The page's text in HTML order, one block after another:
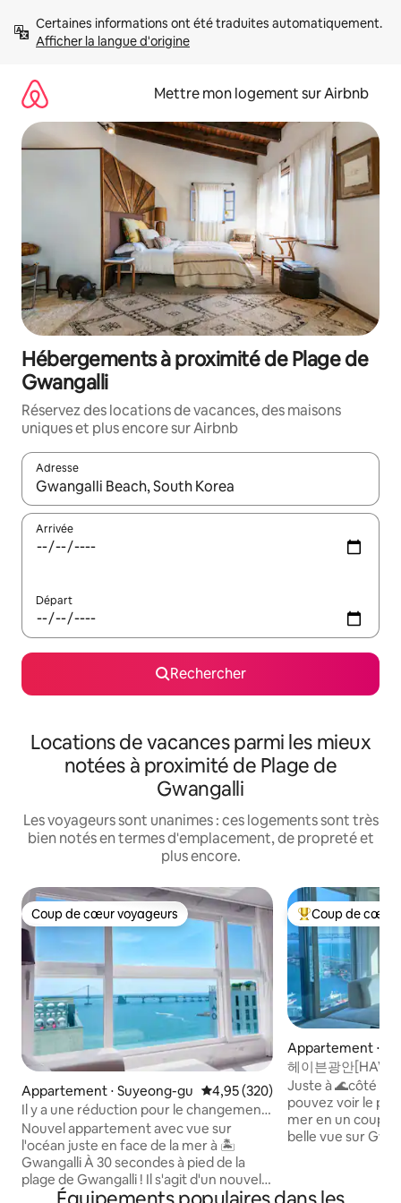
directement
Afficher la langue d'origine
Mettre mon logement sur Airbnb
Hébergements à proximité de Plage de
Gwangalli
Réservez des locations de vacances, des maisons
uniques et plus encore sur Airbnb
Adresse
Lorsque les résultats s'affichent, utilisez les flèches vers le
Arrivée
Départ
Rechercher
Locations de vacances parmi les mieux
notées à proximité de Plage de
Gwangalli
Les voyageurs sont unanimes : ces logements sont très
bien notés en termes d'emplacement, de propreté et
plus encore.
Coup de cœur voyageurs
Coup de cœur voyageurs
Appartement ⋅ Suyeong-gu Évaluation moyenne sur la
4,95 (320)
Il y a une réduction pour le changement
de vue sur la mer ! C'est un logement de
24 pyeong à 30 secondes de Gwangalli :)
#ireJireh 2
Nouvel appartement avec vue sur
l'océan juste en face de la mer à 🏝
Gwangalli À 30 secondes à pied de la
plage de Gwangalli ! Il s'agit d'un nouvel
appartement de 24 pyeong avec une
Coups de cœur
Coup de cœur
Appartement ⋅
헤이븐광안
교뷰#오션뷰#양
#주차무료
Juste à 🌊côté du
pouvez voir le
mer en un coup d'œil ! Il
belle vue sur
agréable, avec